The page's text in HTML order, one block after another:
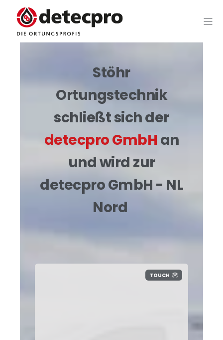
Stöhr
Ortungstechnik
schließt sich der
detecpro GmbH an
und wird zur
detecpro GmbH - NL
Nord
TOUCH